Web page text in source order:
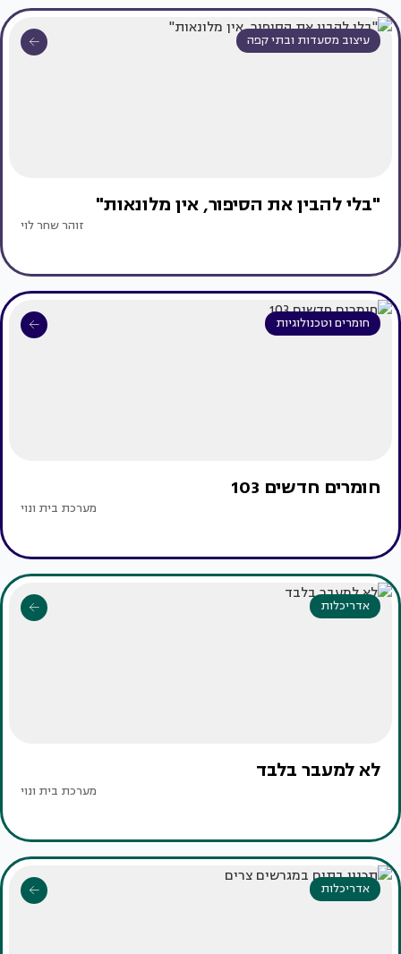
עיצוב מסעדות ובתי קפה
"בלי להבין את הסיפור, אין מלונאות"
זוהר שחר לוי
חומרים וטכנולוגיות
חומרים חדשים 103
מערכת בית ונוי
אדריכלות
לא למעבר בלבד
מערכת בית ונוי
אדריכלות